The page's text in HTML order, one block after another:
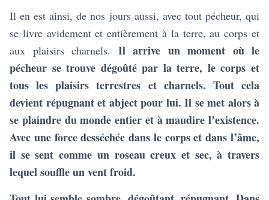
Il en est ainsi, de nos jours aussi, avec tout pécheur, qui
se livre avidement et entièrement à la terre, au corps et
aux plaisirs charnels. Il arrive un moment où le
pécheur se trouve dégoûté par la terre, le corps et
tous les plaisirs terrestres et charnels. Tout cela
devient répugnant et abject pour lui. Il se met alors à
se plaindre du monde entier et à maudire l’existence.
Avec une force desséchée dans le corps et dans l’âme,
il se sent comme un roseau creux et sec, à travers
lequel souffle un vent froid.